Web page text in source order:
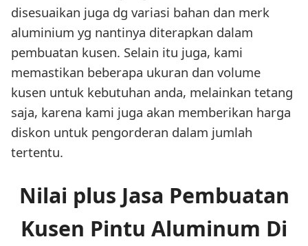
disesuaikan juga dg variasi bahan dan merk
aluminium yg nantinya diterapkan dalam
pembuatan kusen. Selain itu juga, kami
memastikan beberapa ukuran dan volume
kusen untuk kebutuhan anda, melainkan tetang
saja, karena kami juga akan memberikan harga
diskon untuk pengorderan dalam jumlah
tertentu.
Nilai plus Jasa Pembuatan
Kusen Pintu Aluminum Di